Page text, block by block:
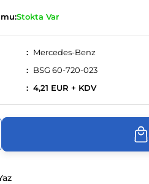
Stokta Var
Mercedes-Benz
BSG 60-720-023
4,21 EUR + KDV